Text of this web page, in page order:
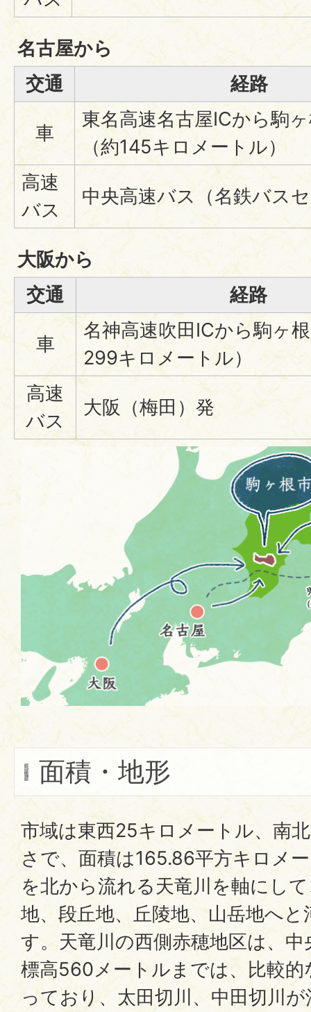
名古屋から
交通
経路
車
東名高速名古屋ICから駒
（約145キロメートル）
高速
バス
中央高速バス（名鉄バス
大阪から
交通
経路
車
名神高速吹田ICから駒ヶ
299キロメートル）
高速
バス
大阪（梅田）発
面積・地形
市域は東西25キロメートル、南
さで、面積は165.86平方キロメ
を北から流れる天竜川を軸にし
地、段丘地、丘陵地、山岳地へ
す。天竜川の西側赤穂地区は、
標高560メートルまでは、比較
っており、太田切川、中田切川